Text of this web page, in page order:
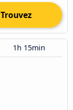
Trouvez
1h 15min